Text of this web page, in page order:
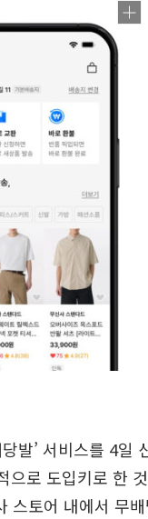
발’ 서비스를 4일
으로 도입키로 한
스토어 내에서 무